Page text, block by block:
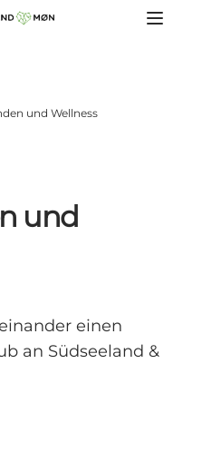
und Wellness
und
einen
an Südseeland &